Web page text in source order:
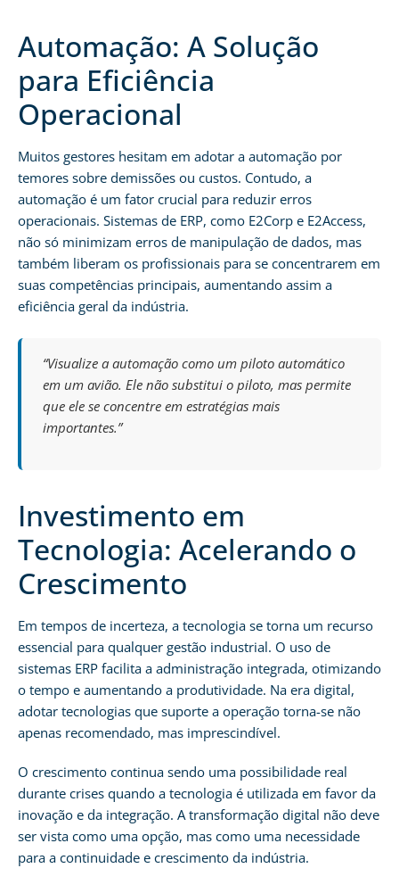
Automação: A Solução
para Eficiência
Operacional
Muitos gestores hesitam em adotar a automação por
temores sobre demissões ou custos. Contudo, a
automação é um fator crucial para reduzir erros
operacionais. Sistemas de ERP, como E2Corp e E2Access,
não só minimizam erros de manipulação de dados, mas
também liberam os profissionais para se concentrarem em
suas competências principais, aumentando assim a
eficiência geral da indústria.
“Visualize a automação como um piloto automático
em um avião. Ele não substitui o piloto, mas permite
que ele se concentre em estratégias mais
importantes.”
Investimento em
Tecnologia: Acelerando o
Crescimento
Em tempos de incerteza, a tecnologia se torna um recurso
essencial para qualquer gestão industrial. O uso de
sistemas ERP facilita a administração integrada, otimizando
o tempo e aumentando a produtividade. Na era digital,
adotar tecnologias que suporte a operação torna-se não
apenas recomendado, mas imprescindível.
O crescimento continua sendo uma possibilidade real
durante crises quando a tecnologia é utilizada em favor da
inovação e da integração. A transformação digital não deve
ser vista como uma opção, mas como uma necessidade
para a continuidade e crescimento da indústria.